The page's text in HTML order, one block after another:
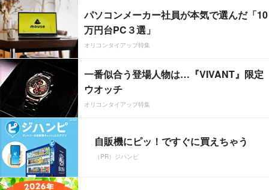
パソコンメーカー社員が本気で選んだ「10
万円台PC３選」
オリコンタイアップ特集
一番似合う登場人物は…『VIVANT』限定
ウオッチ
オリコンタイアップ特集
自販機にピッ！ですぐに買えちゃう
（PR）ジハンピ